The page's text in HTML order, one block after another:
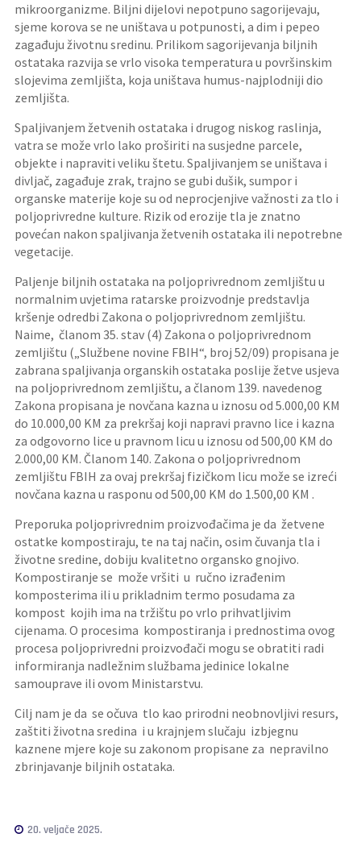
mikroorganizme. Biljni dijelovi nepotpuno sagorijevaju,
sjeme korova se ne uništava u potpunosti, a dim i pepeo
zagađuju životnu sredinu. Prilikom sagorijevanja biljnih
ostataka razvija se vrlo visoka temperatura u površinskim
slojevima zemljišta, koja uništava humus-najplodniji dio
zemljišta.
Spaljivanjem žetvenih ostataka i drugog niskog raslinja,
vatra se može vrlo lako proširiti na susjedne parcele,
objekte i napraviti veliku štetu. Spaljivanjem se uništava i
divljač, zagađuje zrak, trajno se gubi dušik, sumpor i
organske materije koje su od neprocjenjive važnosti za tlo i
poljoprivredne kulture. Rizik od erozije tla je znatno
povećan nakon spaljivanja žetvenih ostataka ili nepotrebne
vegetacije.
Paljenje biljnih ostataka na poljoprivrednom zemljištu u
normalnim uvjetima ratarske proizvodnje predstavlja
kršenje odredbi Zakona o poljoprivrednom zemljištu.
Naime, članom 35. stav (4) Zakona o poljoprivrednom
zemljištu („Službene novine FBIH“, broj 52/09) propisana je
zabrana spaljivanja organskih ostataka poslije žetve usjeva
na poljoprivrednom zemljištu, a članom 139. navedenog
Zakona propisana je novčana kazna u iznosu od 5.000,00 KM
do 10.000,00 KM za prekršaj koji napravi pravno lice i kazna
za odgovorno lice u pravnom licu u iznosu od 500,00 KM do
2.000,00 KM. Članom 140. Zakona o poljoprivrednom
zemljištu FBIH za ovaj prekršaj fizičkom licu može se izreći
novčana kazna u rasponu od 500,00 KM do 1.500,00 KM .
Preporuka poljoprivrednim proizvođačima je da žetvene
ostatke kompostiraju, te na taj način, osim čuvanja tla i
životne sredine, dobiju kvalitetno organsko gnojivo.
Kompostiranje se može vršiti u ručno izrađenim
komposterima ili u prikladnim termo posudama za
kompost kojih ima na tržištu po vrlo prihvatljivim
cijenama. O procesima kompostiranja i prednostima ovog
procesa poljoprivredni proizvođači mogu se obratiti radi
informiranja nadležnim službama jedinice lokalne
samouprave ili ovom Ministarstvu.
Cilj nam je da se očuva tlo kao prirodni neobnovljivi resurs,
zaštiti životna sredina i u krajnjem slučaju izbjegnu
kaznene mjere koje su zakonom propisane za nepravilno
zbrinjavanje biljnih ostataka.
20. veljače 2025.